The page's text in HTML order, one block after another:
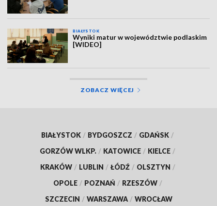
BIAŁYSTOK
Wyniki matur w województwie podlaskim
[WIDEO]
ZOBACZ WIĘCEJ
BIAŁYSTOK / BYDGOSZCZ / GDAŃSK /
GORZÓW WLKP. / KATOWICE / KIELCE /
KRAKÓW / LUBLIN / ŁÓDŹ / OLSZTYN /
OPOLE / POZNAŃ / RZESZÓW /
SZCZECIN / WARSZAWA / WROCŁAW